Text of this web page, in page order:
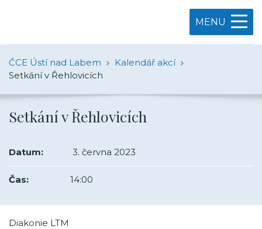
MENU
ČCE Ústí nad Labem
Kalendář akcí
Setkání v Řehlovicích
Setkání v Řehlovicích
Datum: 3. června 2023
Čas: 14:00
Diakonie LTM